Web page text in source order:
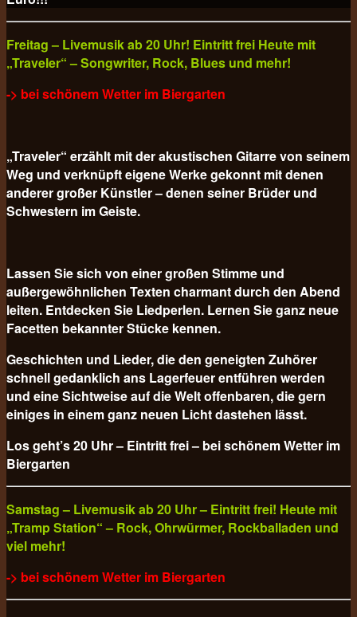
Freitag – Livemusik ab 20 Uhr! Eintritt frei Heute mit
„Traveler“ – Songwriter, Rock, Blues und mehr!
-> bei schönem Wetter im Biergarten
„Traveler“ erzählt mit der akustischen Gitarre von seinem
Weg und verknüpft eigene Werke gekonnt mit denen
anderer großer Künstler – denen seiner Brüder und
Schwestern im Geiste.
Lassen Sie sich von einer großen Stimme und
außergewöhnlichen Texten charmant durch den Abend
leiten. Entdecken Sie Liedperlen. Lernen Sie ganz neue
Facetten bekannter Stücke kennen.
Geschichten und Lieder, die den geneigten Zuhörer
schnell gedanklich ans Lagerfeuer entführen werden
und eine Sichtweise auf die Welt offenbaren, die gern
einiges in einem ganz neuen Licht dastehen lässt.
Los geht’s 20 Uhr – Eintritt frei – bei schönem Wetter im
Biergarten
Samstag – Livemusik ab 20 Uhr – Eintritt frei! Heute mit
„Tramp Station“ – Rock, Ohrwürmer, Rockballaden und
viel mehr!
-> bei schönem Wetter im Biergarten